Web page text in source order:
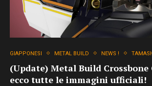
GIAPPONESI METAL BUILD NEWS !
(Update) Metal Build Crossbone
ecco tutte le immagini ufficiali!